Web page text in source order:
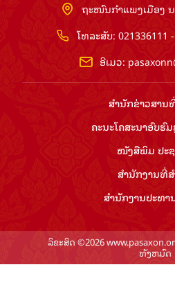
ຖະໜົນກຳແພງເມືອງ
ໂທລະສັບ: 021336111
ອີເມວ:
ສຳ​ນັກ​ຂ່າວ​ສານ​
ຄະນະໂຄສະນາອົບຮົ
ໜັງສືພິມ ປະ​
ສຳ​ນັກ​ງານ​ທີ່​
ສຳ​ນັກ​ງານ​ປະ​ທາ
ລິຂະສິດ ©2026
ທັງຫມົດ